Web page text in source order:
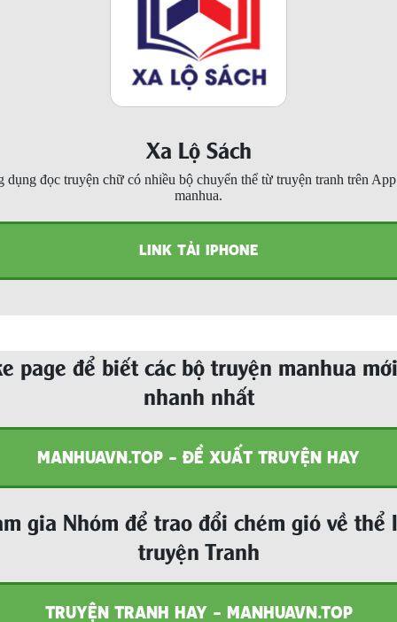
Xa Lộ Sách
dụng đọc truyện chữ có nhiều bộ chuyển thể từ truyện tranh trên
manhua.
LINK TẢI IPHONE
page để biết các bộ truyện manhua
nhanh nhất
MANHUAVN.TOP - ĐỀ XUẤT TRUYỆN HAY
gia Nhóm để trao đổi chém gió về thể
truyện Tranh
TRUYỆN TRANH HAY - MANHUAVN.TOP